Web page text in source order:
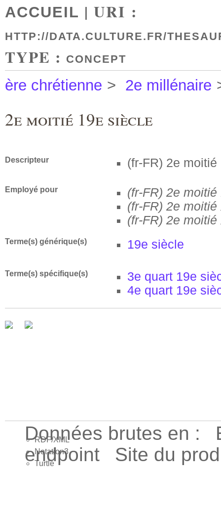
ACCUEIL | URI :
HTTP://DATA.CULTURE.FR/
TYPE : CONCEPT
ère chrétienne > 2e millénaire
2e moitié 19e siècle
Descripteur (fr-FR) 2e moitié
Employé pour (fr-FR) 2e moitié
(fr-FR) 2e moitié
(fr-FR) 2e moitié
Terme(s) générique(s) 19e siècle
Terme(s) spécifique(s)
3e quart 19e
4e quart 19e
Données brutes en :
RDF/XML
Notation3
Turtle
endpoint
Site du